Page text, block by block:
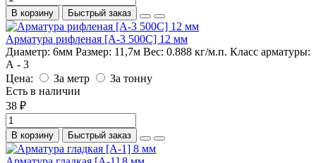
В корзину Быстрый заказ
Арматура рифленая [А-3 500С] 12 мм
Диаметр: 6мм Размер: 11,7м Вес: 0.888 кг/м.п. Класс арматуры:
А - 3
Цена:
За метр
За тонну
Есть в наличии
38 ₽
В корзину Быстрый заказ